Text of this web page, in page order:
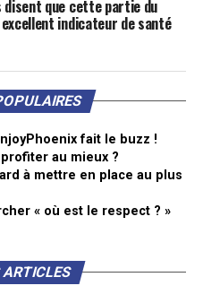
que cette partie du
indicateur de santé
fait le buzz !
au mieux ?
à mettre en place au plus
« où est le respect ? »
ARTICLES